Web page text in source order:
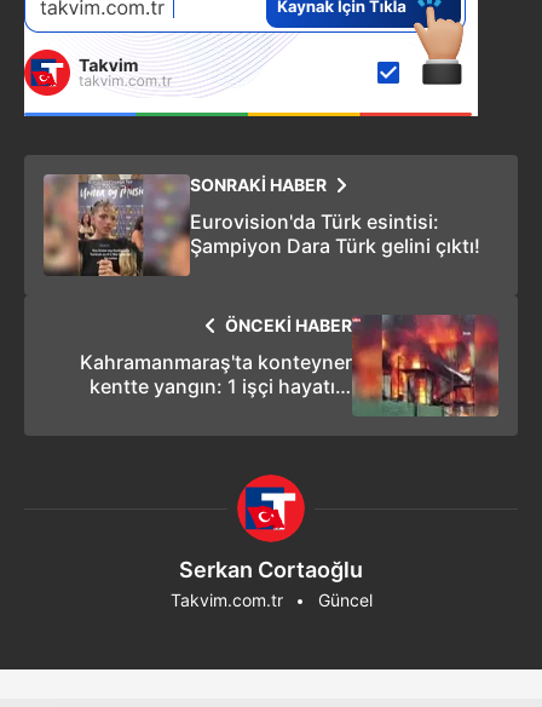
SONRAKİ HABER
Eurovision'da Türk esintisi:
Şampiyon Dara Türk gelini çıktı!
ÖNCEKİ HABER
Kahramanmaraş'ta konteyner
kentte yangın: 1 işçi hayatını
Serkan Cortaoğlu
Takvim.com.tr Güncel